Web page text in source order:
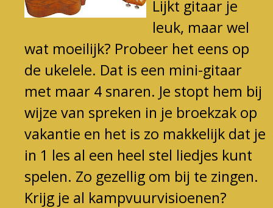
Lijkt gitaar je
leuk, maar wel
wat moeilijk? Probeer het eens op
de ukelele. Dat is een mini-gitaar
met maar 4 snaren. Je stopt hem bij
wijze van spreken in je broekzak op
vakantie en het is zo makkelijk dat je
in 1 les al een heel stel liedjes kunt
spelen. Zo gezellig om bij te zingen.
Krijg je al kampvuurvisioenen?